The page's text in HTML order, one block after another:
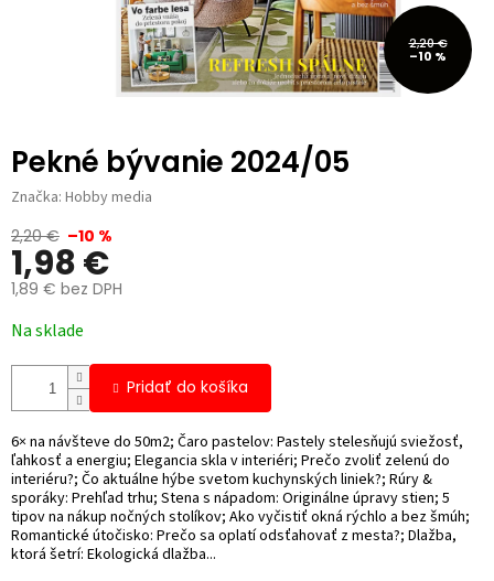
2,20 €
–10 %
Pekné bývanie 2024/05
Značka: Hobby media
2,20 € –10 %
1,98 €
1,89 € bez DPH
cena:
Na sklade
Pridať do košíka
6× na návšteve do 50m2; Čaro pastelov: Pastely stelesňujú sviežosť,
ľahkosť a energiu; Elegancia skla v interiéri; Prečo zvoliť zelenú do
interiéru?; Čo aktuálne hýbe svetom kuchynských liniek?; Rúry &
sporáky: Prehľad trhu; Stena s nápadom: Originálne úpravy stien; 5
tipov na nákup nočných stolíkov; Ako vyčistiť okná rýchlo a bez šmúh;
Romantické útočisko: Prečo sa oplatí odsťahovať z mesta?; Dlažba,
ktorá šetrí: Ekologická dlažba...